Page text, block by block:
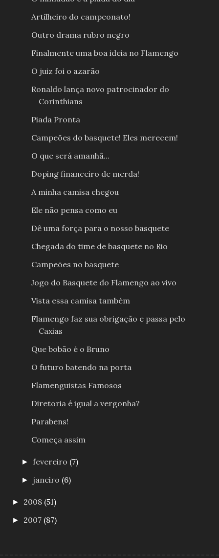
Artilheiro do campeonato!
Outro drama rubro negro
Finalmente uma boa ideia no Flamengo
O juiz foi o azarão
Ronaldo lança novo patrocinador do
Corinthians
Piada Pronta
Campeões do basquete! Eles merecem!
O que será amanhã...
Doping financeiro de merda!
A minha camisa chegou
Ele não pensa como eu
Dê uma força para o nosso basquete
Chegada do time de basquete no Rio
Campeões no basquete
Jogo do Basquete do Flamengo ao vivo
Vista essa camisa também
Flamengo faz sua obrigação e passa pelo
Caxias
Que bobão é o Bruno
O futuro batendo na porta
Flamenguistas Famosos
Diretoria é igual a vergonha?
Parabens!
Começa assim
►fevereiro (7)
► janeiro (6)
► 2008 (51)
► 2007 (87)